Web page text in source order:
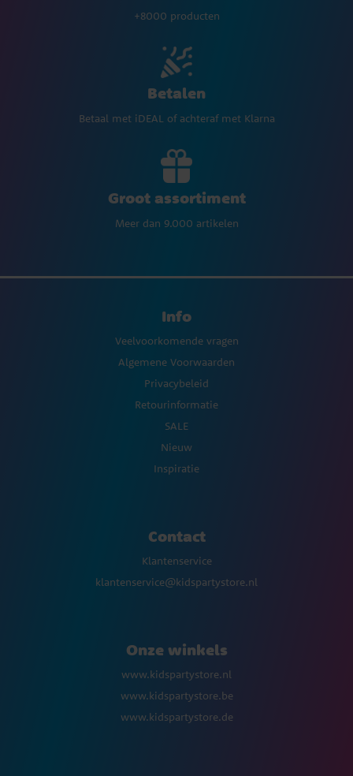
+8000 producten
Betalen
Betaal met iDEAL of achteraf met Klarna
Groot assortiment
Meer dan 9.000 artikelen
Info
Veelvoorkomende vragen
Algemene Voorwaarden
Privacybeleid
Retourinformatie
SALE
Nieuw
Inspiratie
Contact
Klantenservice
klantenservice@kidspartystore.nl
Onze winkels
www.kidspartystore.nl
www.kidspartystore.be
www.kidspartystore.de